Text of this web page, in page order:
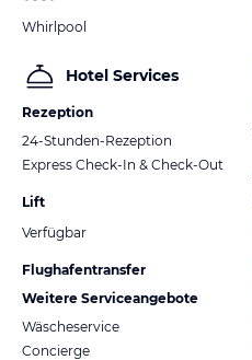
Whirlpool
Hotel Services
Rezeption
24-Stunden-Rezeption
Express Check-In & Check-Out
Lift
Verfügbar
Flughafentransfer
Weitere Serviceangebote
Wäscheservice
Concierge